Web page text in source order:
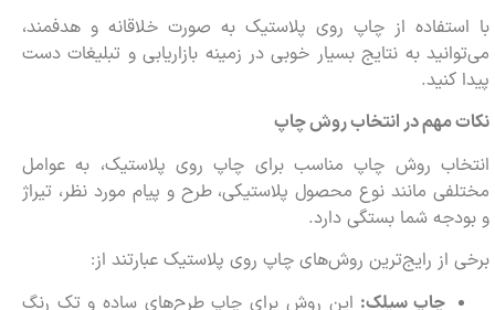
با استفاده از چاپ روی پلاستیک به صورت خلاقانه و هدفمند،
می‌توانید به نتایج بسیار خوبی در زمینه بازاریابی و تبلیغات دست
پیدا کنید.
نکات مهم در انتخاب روش چاپ
انتخاب روش چاپ مناسب برای چاپ روی پلاستیک، به عوامل
مختلفی مانند نوع محصول پلاستیکی، طرح و پیام مورد نظر، تیراژ
و بودجه شما بستگی دارد.
برخی از رایج‌ترین روش‌های چاپ روی پلاستیک عبارتند از:
چاپ سیلک: این روش برای چاپ طرح‌های ساده و تک رنگ